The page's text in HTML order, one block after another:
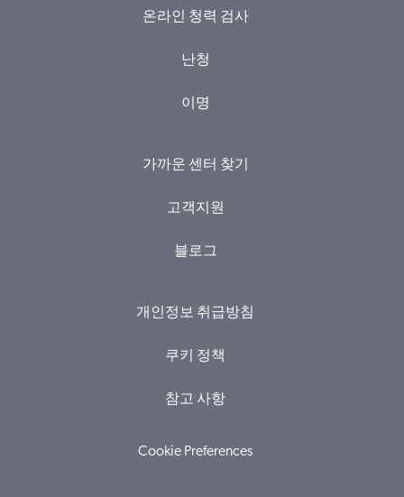
온라인 청력 검사
난청
이명
가까운 센터 찾기
고객지원
블로그
개인정보 취급방침
쿠키 정책
참고 사항
Cookie Preferences